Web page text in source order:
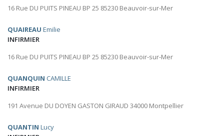
16 Rue DU PUITS PINEAU BP 25 85230 Beauvoir-sur-Mer
QUAIREAU Emilie
INFIRMIER
16 Rue DU PUITS PINEAU BP 25 85230 Beauvoir-sur-Mer
QUANQUIN CAMILLE
INFIRMIER
191 Avenue DU DOYEN GASTON GIRAUD 34000 Montpellier
QUANTIN Lucy